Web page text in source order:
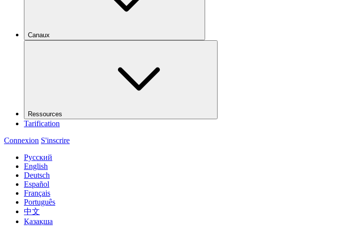
Canaux
Ressources
Tarification
Connexion S'inscrire
Русский
English
Deutsch
Español
Français
Português
中文
Қазақша